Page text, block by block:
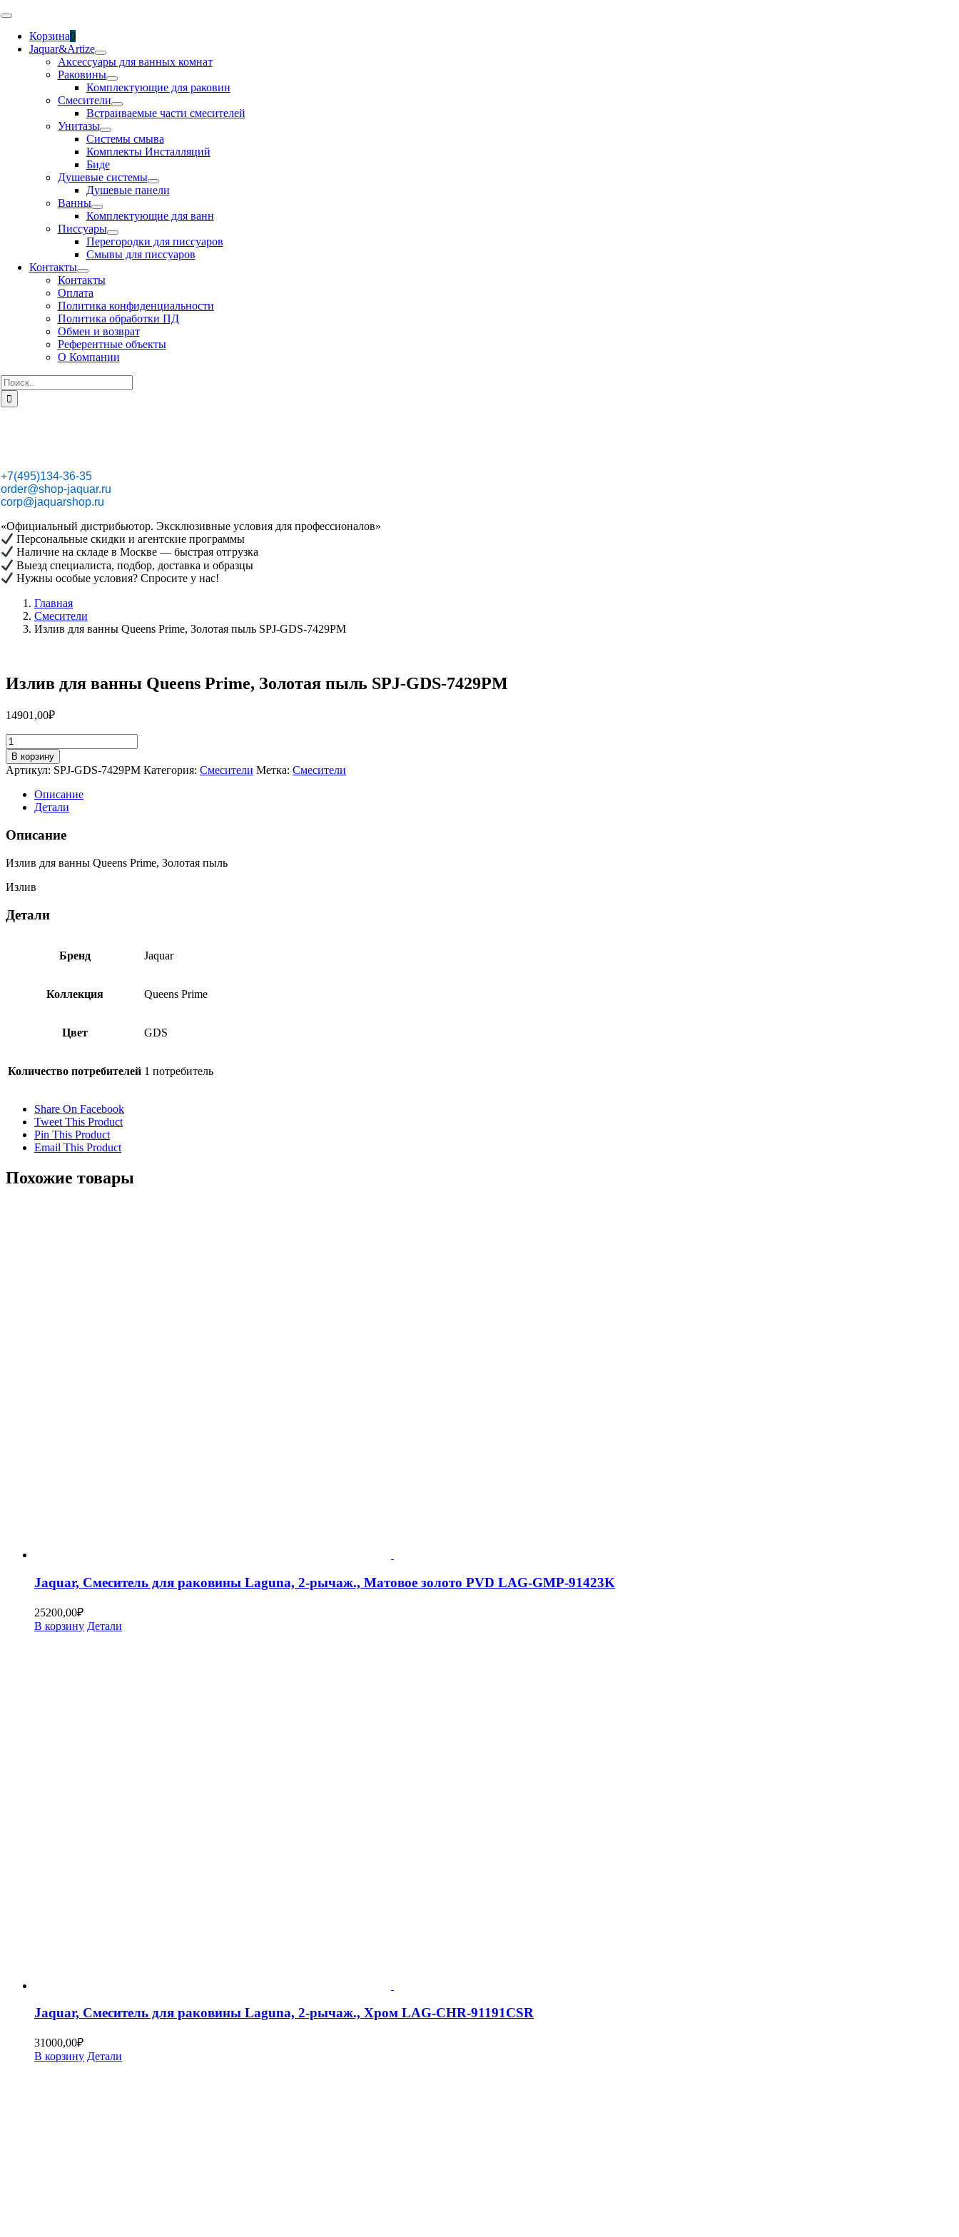
Skip
content
Toggle
NavigationКорзина0
Jaquar&Artize
Аксессуары для ванных комнат
Раковины
Комплектующие для раковин
Смесители
Встраиваемые части смесителей
Унитазы
Системы смыва
Комплекты Инсталляций
Биде
Душевые системы
Душевые панели
Ванны
Комплектующие для ванн
Писсуары
Перегородки для писсуаров
Смывы для писсуаров
Контакты
Контакты
Оплата
Политика конфиденциальности
Политика обработки ПД
Обмен и возврат
Референтные объекты
О Компании
Результат
поиска:
+7(495)134-36-35
order@shop-jaquar.ru
corp@jaquarshop.ru
«Официальный дистрибьютор. Эксклюзивные условия для профессионалов»
Персональные скидки и агентские программы
Наличие на складе в Москве — быстрая отгрузка
Выезд специалиста, подбор, доставка и образцы
Нужны особые условия? Спросите у нас!
Главная
Смесители
Излив для ванны Queens Prime, Золотая пыль SPJ-GDS-7429PM
Излив для ванны Queens Prime, Золотая пыль SPJ-GDS-7429PM
14901,00₽
Количество
товара
Излив
для
ванны
Queens
Золотая
пыль
GDS-
7429PM
В корзину
Артикул: SPJ-GDS-7429PM Категория: Смесители Метка: Смесители
Описание
Детали
Описание
Излив для ванны Queens Prime, Золотая пыль
Излив
Детали
Бренд Jaquar
Коллекция Queens Prime
Цвет GDS
Количество потребителей 1 потребитель
Share On Facebook
Tweet This Product
Pin This Product
Email This Product
Похожие товары
Jaquar, Смеситель для раковины Laguna, 2-рычаж., Матовое золото PVD LAG-GMP-91423K
25200,00₽
В корзину Детали
Jaquar, Смеситель для раковины Laguna, 2-рычаж., Хром LAG-CHR-91191CSR
31000,00₽
В корзину Детали